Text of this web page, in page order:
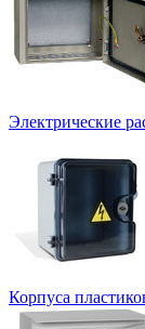
Электрические
Корпуса